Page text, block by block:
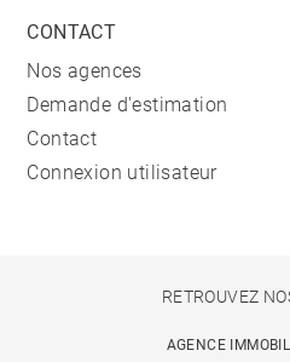
CONTACT
Nos agences
Demande d'estimation
Contact
Connexion utilisateur
RETROUVEZ
AGENCE